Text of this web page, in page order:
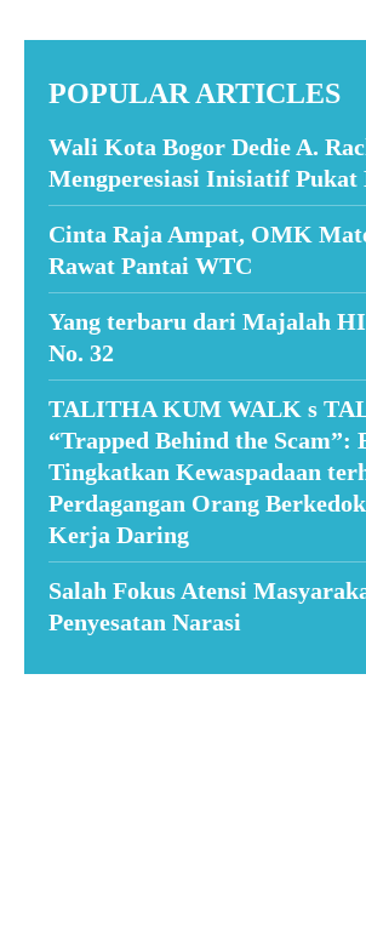
POPULAR ARTICLES
Wali Kota Bogor Dedie A.
Mengperesiasi Inisiatif Pukat
Cinta Raja Ampat, OMK
Rawat Pantai WTC
Yang terbaru dari Majalah
No. 32
TALITHA KUM WALK s
“Trapped Behind the Scam”:
Tingkatkan Kewaspadaan
Perdagangan Orang
Kerja Daring
Salah Fokus Atensi
Penyesatan Narasi